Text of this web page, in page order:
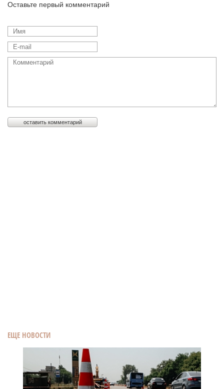
ЕЩЕ НОВОСТИ
Оставьте первый комментарий